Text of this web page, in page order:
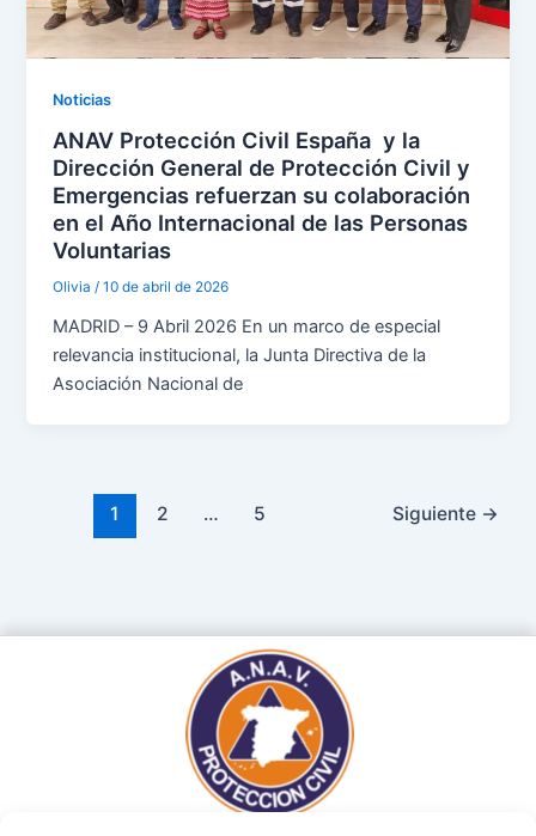
Noticias
ANAV Protección Civil España y la
Dirección General de Protección Civil y
Emergencias refuerzan su colaboración
en el Año Internacional de las Personas
Voluntarias
Olivia/10 de abril de 2026
MADRID – 9 Abril 2026 En un marco de especial
relevancia institucional, la Junta Directiva de la
Asociación Nacional de
1 2 … 5 Siguiente →